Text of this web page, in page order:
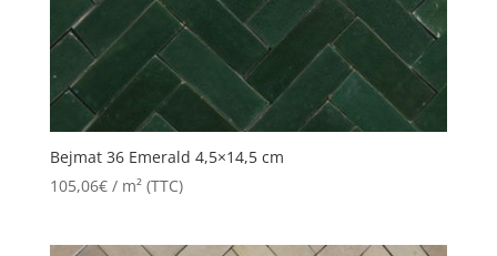
Bejmat 36 Emerald 4,5×14,5 cm
105,06€/ m² (TTC)